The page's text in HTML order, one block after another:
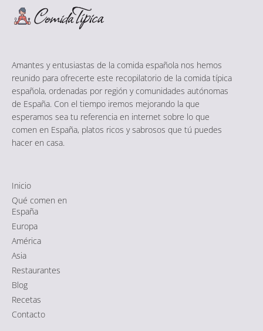
Amantes y entusiastas de la comida española nos hemos
reunido para ofrecerte este recopilatorio de la comida típica
española, ordenadas por región y comunidades autónomas
de España. Con el tiempo iremos mejorando la que
esperamos sea tu referencia en internet sobre lo que
comen en España, platos ricos y sabrosos que tú puedes
hacer en casa.
Inicio
Qué comen en
España
Europa
América
Asia
Restaurantes
Blog
Recetas
Contacto